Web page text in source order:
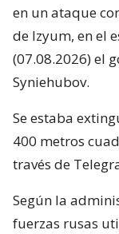
en un ataque
de Izyum, en el
(07.08.2026) el
Syniehubov.
Se estaba
400 metros
través de
Según la
fuerzas rusas